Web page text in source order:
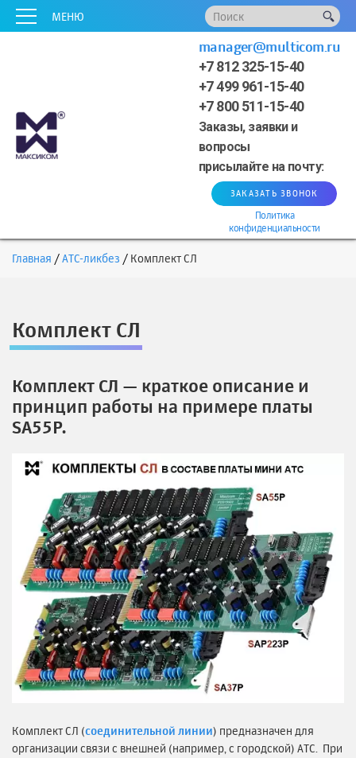
МЕНЮ
+7 812 325-15-40
+7 499 961-15-40
+7 800 511-15-40
Заказы, заявки и
вопросы
присылайте на почту:
manager@multicom.ru
ЗАКАЗАТЬ ЗВОНОК
Политика
конфиденциальности
Главная АТС-ликбез Комплект СЛ
Комплект СЛ
Комплект СЛ — краткое описание и
принцип работы на примере платы
SA55P.
Комплект СЛ (соединительной линии) предназначен для
организации связи с внешней (например, с городской) АТС. При
xxxxx